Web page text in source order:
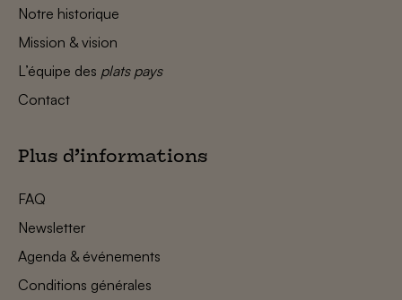
Notre historique
Mission & vision
L’équipe des plats pays
Contact
Plus d’informations
FAQ
Newsletter
Agenda & événements
Conditions générales